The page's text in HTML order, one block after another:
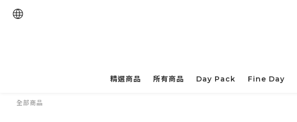
精選商品 所有商品 Day Pack Fine Day
全部商品